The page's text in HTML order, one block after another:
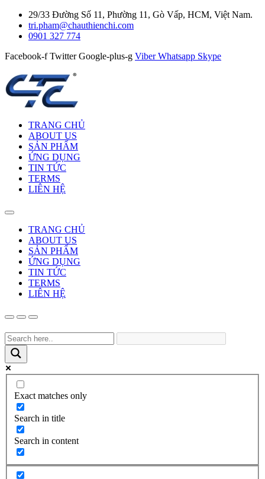
29/33 Đường Số 11, Phường 11, Gò Vấp, HCM, Việt Nam.
tri.pham@chauthienchi.com
0901 327 774
Facebook-f Twitter Google-plus-g Viber Whatsapp Skype
TRANG CHỦ
ABOUT US
SẢN PHẨM
ỨNG DỤNG
TIN TỨC
TERMS
LIÊN HỆ
TRANG CHỦ
ABOUT US
SẢN PHẨM
ỨNG DỤNG
TIN TỨC
TERMS
LIÊN HỆ
Exact matches only
Search in title
Search in content